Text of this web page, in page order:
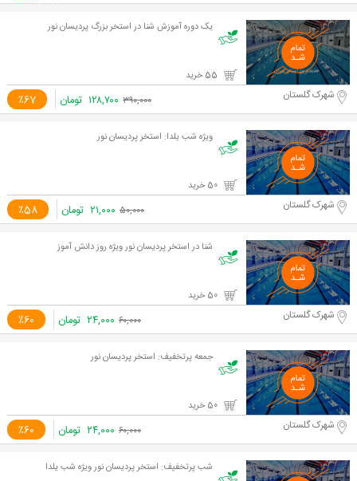
یک دوره آموزش شنا در استخر بزرگ پردیسان نور
٪67 شهرک گلستان ۳۹۰,۰۰۰ ۱۲۸,۷۰۰ تومان
ویژه شب یلدا: استخر پردیسان نور
٪58 شهرک گلستان ۵۰,۰۰۰ ۲۱,۰۰۰ تومان
شنا در استخر پردیسان نور ویژه روز دانش آموز
٪60 شهرک گلستان ۶۰,۰۰۰ ۲۴,۰۰۰ تومان
جمعه پرتخفیف: استخر پردیسان نور
٪60 شهرک گلستان ۶۰,۰۰۰ ۲۴,۰۰۰ تومان
شب پرتخفیف: استخر پردیسان نور ویژه شب یلدا